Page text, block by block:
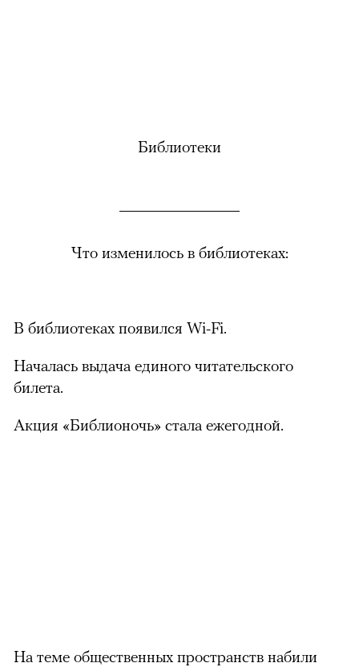
Библиотеки
Что изменилось в библиотеках:
В библиотеках появился Wi-Fi.
Началась выдача единого читательского
билета.
Акция «Библионочь» стала ежегодной.
На теме общественных пространств набили